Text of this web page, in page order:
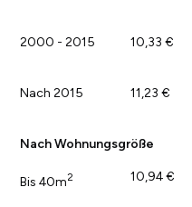
2000 - 2015 10,33 €
Nach 2015 11,23 €
Nach Wohnungsgröße
Bis 40m2 10,94 €